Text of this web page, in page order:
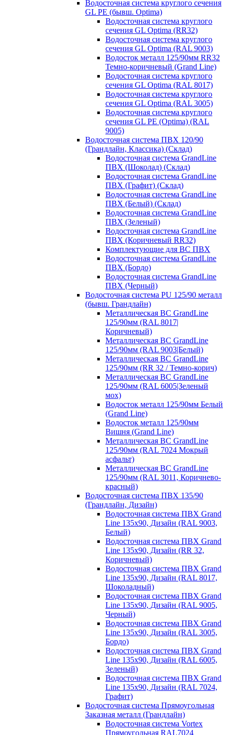
Водосточная система круглого сечения
GL PE (бывш. Optima)
Водосточная система круглого
сечения GL Optima (RR32)
Водосточная система круглого
сечения GL Optima (RAL 9003)
Водосток металл 125/90мм RR32
Темно-коричневый (Grand Line)
Водосточная система круглого
сечения GL Optima (RAL 8017)
Водосточная система круглого
сечения GL Optima (RAL 3005)
Водосточная система круглого
сечения GL PE (Optima) (RAL
9005)
Водосточная система ПВХ 120/90
(Грандлайн, Классика) (Склад)
Водосточная система GrandLine
ПВХ (Шоколад) (Склад)
Водосточная система GrandLine
ПВХ (Графит) (Склад)
Водосточная система GrandLine
ПВХ (Белый) (Склад)
Водосточная система GrandLine
ПВХ (Зеленый)
Водосточная система GrandLine
ПВХ (Коричневый RR32)
Комплектующие для ВС ПВХ
Водосточная система GrandLine
ПВХ (Бордо)
Водосточная система GrandLine
ПВХ (Черный)
Водосточная система PU 125/90 металл
(бывш. Грандлайн)
Металлическая ВС GrandLine
125/90мм (RAL 8017|
Коричневый)
Металлическая ВС GrandLine
125/90мм (RAL 9003|Белый)
Металлическая ВС GrandLine
125/90мм (RR 32 / Темно-корич)
Металлическая ВС GrandLine
125/90мм (RAL 6005|Зеленый
мох)
Водосток металл 125/90мм Белый
(Grand Line)
Водосток металл 125/90мм
Вишня (Grand Line)
Металлическая ВС GrandLine
125/90мм (RAL 7024 Мокрый
асфальт)
Металлическая ВС GrandLine
125/90мм (RAL 3011, Коричнево-
красный)
Водосточная система ПВХ 135/90
(Грандлайн, Дизайн)
Водосточная система ПВХ Grand
Line 135х90, Дизайн (RAL 9003,
Белый)
Водосточная система ПВХ Grand
Line 135х90, Дизайн (RR 32,
Коричневый)
Водосточная система ПВХ Grand
Line 135х90, Дизайн (RAL 8017,
Шоколадный)
Водосточная система ПВХ Grand
Line 135х90, Дизайн (RAL 9005,
Черный)
Водосточная система ПВХ Grand
Line 135х90, Дизайн (RAL 3005,
Бордо)
Водосточная система ПВХ Grand
Line 135х90, Дизайн (RAL 6005,
Зеленый)
Водосточная система ПВХ Grand
Line 135х90, Дизайн (RAL 7024,
Графит)
Водосточная система Прямоугольная
Заказная металл (Грандлайн)
Водосточная система Vortex
Прямоугольная RAL7024